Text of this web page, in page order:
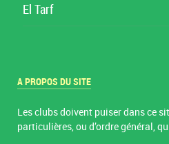
El Tarf
A PROPOS DU SITE
Les clubs doivent puiser dans ce
particulières, ou d’ordre général,